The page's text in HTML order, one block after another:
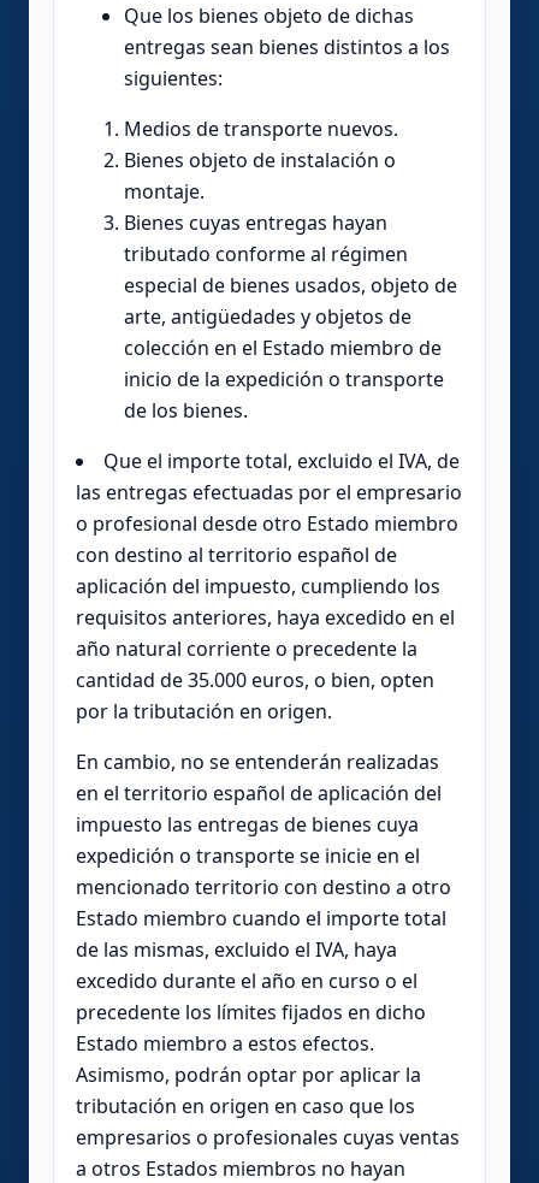
Que los bienes objeto de dichas
entregas sean bienes distintos a los
siguientes:
Medios de transporte nuevos.
Bienes objeto de instalación o
montaje.
Bienes cuyas entregas hayan
tributado conforme al régimen
especial de bienes usados, objeto de
arte, antigüedades y objetos de
colección en el Estado miembro de
inicio de la expedición o transporte
de los bienes.
Que el importe total, excluido el IVA, de
las entregas efectuadas por el empresario
o profesional desde otro Estado miembro
con destino al territorio español de
aplicación del impuesto, cumpliendo los
requisitos anteriores, haya excedido en el
año natural corriente o precedente la
cantidad de 35.000 euros, o bien, opten
por la tributación en origen.
En cambio, no se entenderán realizadas
en el territorio español de aplicación del
impuesto las entregas de bienes cuya
expedición o transporte se inicie en el
mencionado territorio con destino a otro
Estado miembro cuando el importe total
de las mismas, excluido el IVA, haya
excedido durante el año en curso o el
precedente los límites fijados en dicho
Estado miembro a estos efectos.
Asimismo, podrán optar por aplicar la
tributación en origen en caso que los
empresarios o profesionales cuyas ventas
a otros Estados miembros no hayan